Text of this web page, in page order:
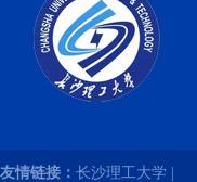
友情链接： 长沙理工大学